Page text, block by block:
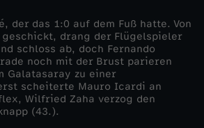
der das 1:0 auf dem Fuß hatte. Von
geschickt, drang der Flügelspieler
schloss ab, doch Fernando
noch mit der Brust parieren
Galatasaray zu einer
scheiterte Mauro Icardi an
Wilfried Zaha verzog den
(43.).